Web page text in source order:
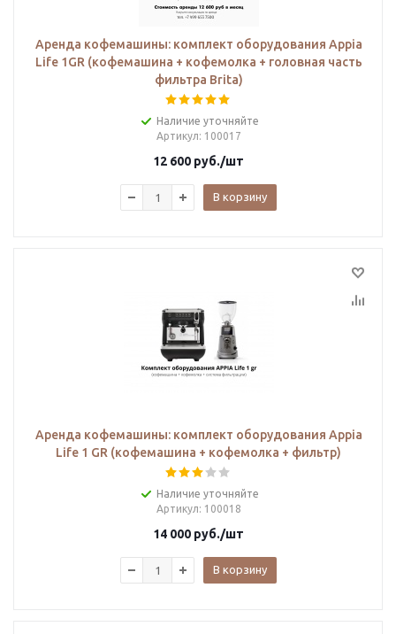
Аренда кофемашины: комплект оборудования Appia
Life 1GR (кофемашина + кофемолка + головная часть
фильтра Brita)
Наличие уточняйте
Артикул: 100017
12 600 руб./шт
В корзину
Аренда кофемашины: комплект оборудования Appia
Life 1 GR (кофемашина + кофемолка + фильтр)
Наличие уточняйте
Артикул: 100018
14 000 руб./шт
В корзину